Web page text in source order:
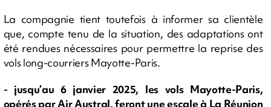
La compagnie tient toutefois à informer sa clientèle
que, compte tenu de la situation, des adaptations ont
été rendues nécessaires pour permettre la reprise des
vols long-courriers Mayotte-Paris.
- jusqu’au 6 janvier 2025, les vols Mayotte-Paris,
opérés par Air Austral, feront une escale à La Réunion